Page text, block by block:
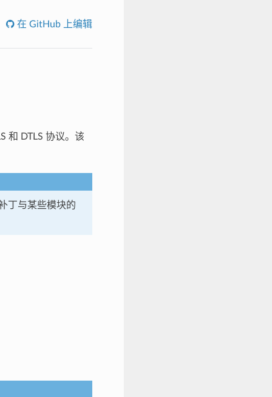
在 GitHub 上编辑
和 DTLS 协议。该
丁与某些模块的